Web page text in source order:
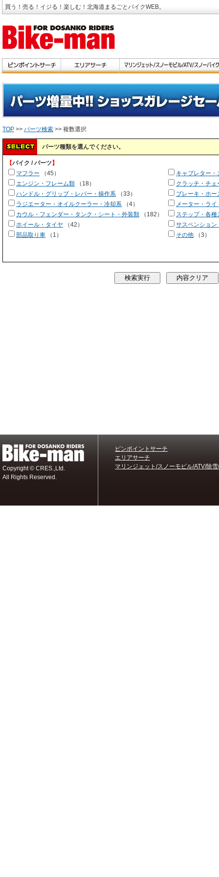
買う！売る！イジる！楽しむ！北海道まるごとバイクWEB。
TOP >> パーツ検索 >> 複数選択
パーツ種類を選んでください。
【バイク / パーツ】
マフラー （45）
キャブレター
エンジン・フレーム類 （18）
クラッチ・チ
ハンドル・グリップ・レバー・操作系 （33）
ブレーキ・ホー
ラジエーター・オイルクーラー・冷却系 （4）
メーター・ラ
カウル・フェンダー・タンク・シート・外装類 （182）
ステップ・各種
ホイール・タイヤ （42）
サスペンション
部品取り車 （1） その他 （3）
Copyright © CRES.,Ltd.
All Rights Reserved.
ピンポイントサーチ
エリアサーチ
マリンジェット/スノーモビル/ATV/除